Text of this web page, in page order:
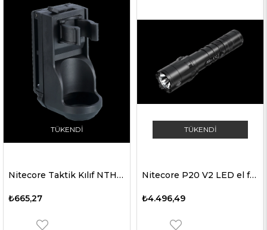
TÜKENDI
Nitecore Taktik Kılıf NTH25
₺665,27
TÜKENDI
Nitecore P20 V2 LED el feneri, 1100 lümen, taktik el feneri, 2x CR123A lityum pil dahil üç kullanıcı modu
₺4.496,49